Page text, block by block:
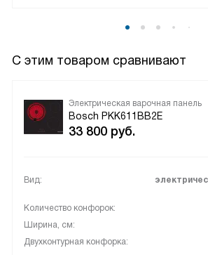
С этим товаром сравнивают
Электрическая варочная панель
Bosch PKK611BB2E
33 800 руб.
Вид:
Количество конфорок:
Ширина, см:
Двухконтурная конфорка: